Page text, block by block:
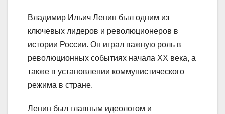
Владимир Ильич Ленин был одним из
ключевых лидеров и революционеров в
истории России. Он играл важную роль в
революционных событиях начала XX века, а
также в установлении коммунистического
режима в стране.
Ленин был главным идеологом и